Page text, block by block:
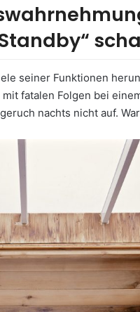
seiner Funktionen
fatalen Folgen bei
nachts nicht auf.